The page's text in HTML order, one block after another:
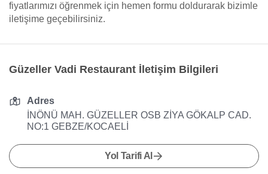
fiyatlarımızı öğrenmek için hemen formu doldurarak bizimle
iletişime geçebilirsiniz.
Güzeller Vadi Restaurant İletişim Bilgileri
Adres
İNÖNÜ MAH. GÜZELLER OSB ZİYA GÖKALP CAD.
NO:1 GEBZE/KOCAELİ
Yol Tarifi Al